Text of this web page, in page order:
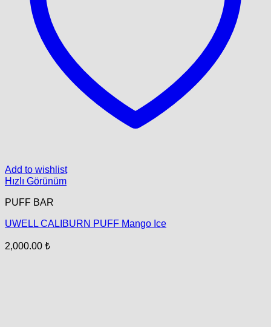
Add to wishlist
Hızlı Görünüm
PUFF BAR
UWELL CALIBURN PUFF Mango Ice
2,000.00 ₺